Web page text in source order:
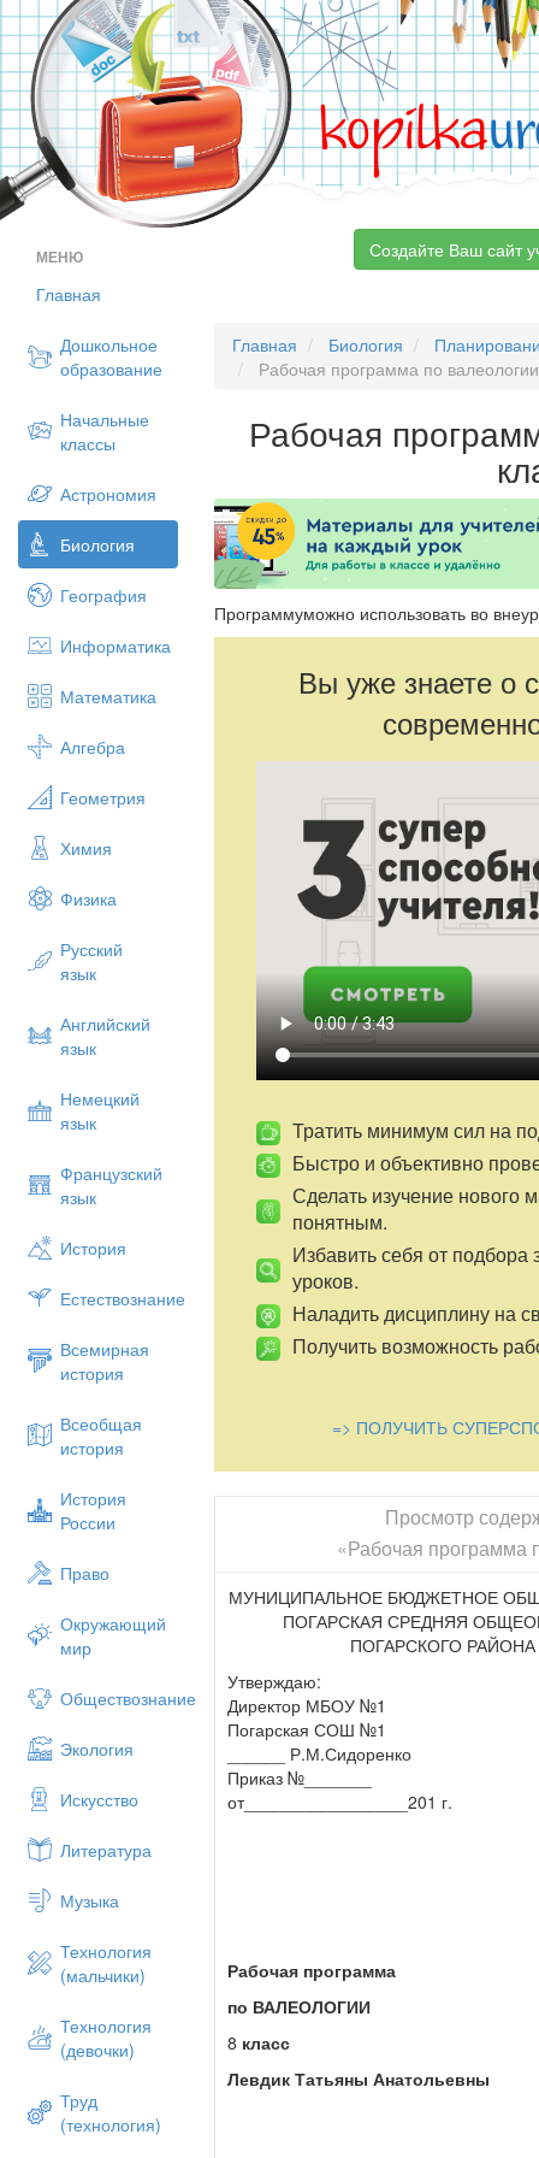
kopilka
МЕНЮ
Главная
Дошкольное
образование
Начальные
классы
Астрономия
Биология
География
Информатика
Математика
Алгебра
Геометрия
Химия
Физика
Русский
язык
Английский
язык
Немецкий
язык
Французский
язык
История
Естествознание
Всемирная
история
Всеобщая
история
История
России
Право
Окружающий
мир
Обществознание
Экология
Искусство
Литература
Музыка
Технология
(мальчики)
Технология
(девочки)
Труд
(технология)
Создайте Ваш сайт
Главная Биология
Рабочая программа по
Рабочая
Программуможно использовать во
Вы уже знаете о
Тратить минимум сил на
Быстро и объективно
Сделать изучение нового
понятным.
Избавить себя от подбора
уроков.
Наладить дисциплину на
Получить возможность
=> ПОЛУЧИТЬ
Просмотр
«Рабочая программа
МУНИЦИПАЛЬНОЕ БЮДЖЕТНОЕ
ПОГАРСКАЯ СРЕДНЯЯ
ПОГАРСКОГО
Утверждаю:
Директор МБОУ №1
Погарская СОШ №1
______ Р.М.Сидоренко
Приказ №_______
от_________________201 г.
Рабочая программа
по ВАЛЕОЛОГИИ
8 класс
Левдик Татьяны Анатольевны